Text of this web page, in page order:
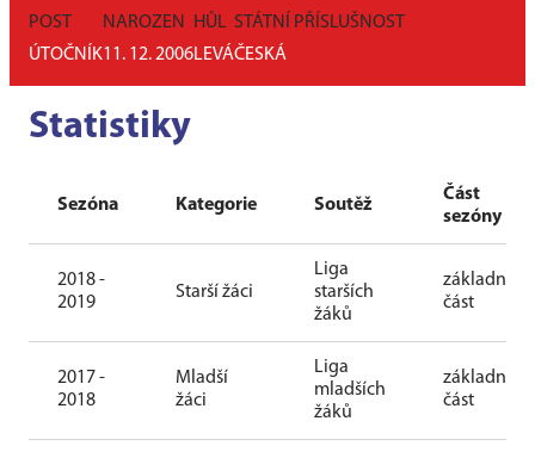
POST
ÚTOČNÍK
NAROZEN
11. 12. 2006
HŮL
LEVÁ
STÁTNÍ PŘÍSLUŠNOST
ČESKÁ
Statistiky
Sezóna Kategorie Soutěž
Část
sezóny
2018 -
2019
Starší žáci
Liga
starších
žáků
základní
část
2017 -
2018
Mladší
žáci
Liga
mladších
žáků
základní
část